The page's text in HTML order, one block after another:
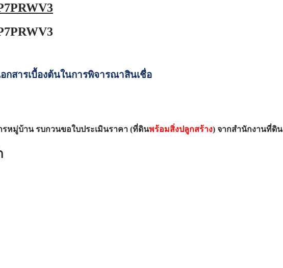
อกสารเบื้องต้นในการพิจารณาสินเชื่อ
รหมู่บ้าน รบกวนขอใบประเมินราคา (ที่ดินพร้อมสิ่งปลูกสร้าง) จากสำนักงานที่ดิน